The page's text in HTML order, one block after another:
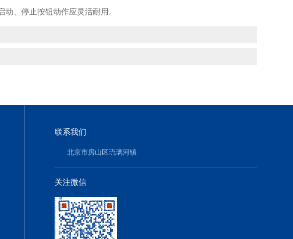
、停止按钮动作应灵活耐用。
联系我们
北京市房山区琉璃河镇
关注微信